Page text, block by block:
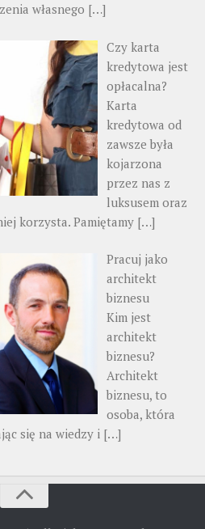
własnego […]
Czy karta
kredytowa jest
opłacalna?
Karta
kredytowa od
zawsze była
kojarzona
przez nas z
luksusem oraz
korzysta. Pamiętamy […]
Pracuj jako
architekt
biznesu
Kim jest
architekt
biznesu?
Architekt
biznesu, to
osoba, która
się na wiedzy i […]